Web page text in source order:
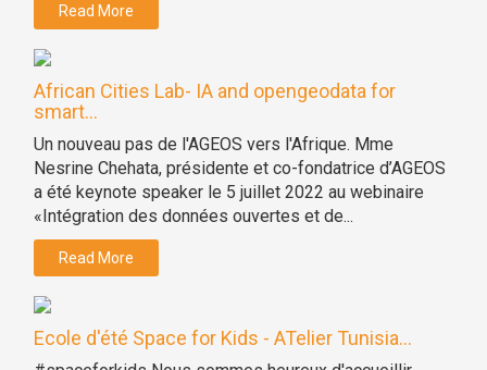
Read More
African Cities Lab- IA and opengeodata for
smart...
Un nouveau pas de l'AGEOS vers l'Afrique. Mme
Nesrine Chehata, présidente et co-fondatrice d’AGEOS
a été keynote speaker le 5 juillet 2022 au webinaire
«Intégration des données ouvertes et de...
Read More
Ecole d'été Space for Kids - ATelier Tunisia...